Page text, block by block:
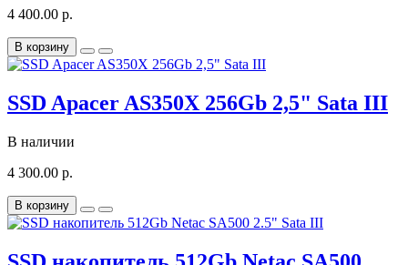
4 400.00 р.
В корзину
SSD Apacer AS350X 256Gb 2,5" Sata III
В наличии
4 300.00 р.
В корзину